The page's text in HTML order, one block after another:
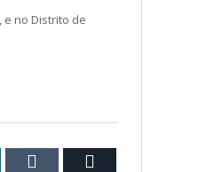
no Distrito de
Tumblr